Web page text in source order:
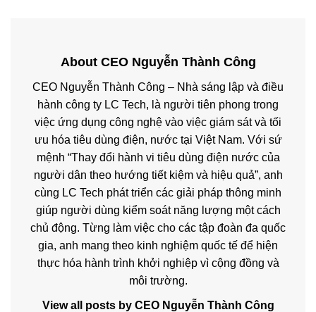
About CEO Nguyễn Thành Công
CEO Nguyễn Thành Công – Nhà sáng lập và điều
hành công ty LC Tech, là người tiên phong trong
việc ứng dụng công nghệ vào việc giám sát và tối
ưu hóa tiêu dùng điện, nước tại Việt Nam. Với sứ
mệnh “Thay đổi hành vi tiêu dùng điện nước của
người dân theo hướng tiết kiệm và hiệu quả”, anh
cùng LC Tech phát triển các giải pháp thông minh
giúp người dùng kiểm soát năng lượng một cách
chủ động. Từng làm việc cho các tập đoàn đa quốc
gia, anh mang theo kinh nghiệm quốc tế để hiện
thực hóa hành trình khởi nghiệp vì cộng đồng và
môi trường.
View all posts by CEO Nguyễn Thành Công